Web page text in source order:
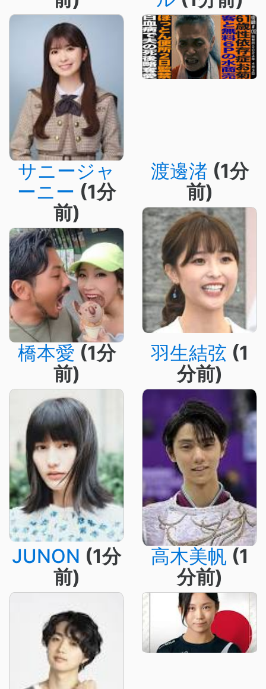
サニージャ
ーニー (1分
前)
渡邊渚 (1分
前)
橋本愛 (1分
前)
羽生結弦 (1
分前)
JUNON (1分
前)
高木美帆 (1
分前)